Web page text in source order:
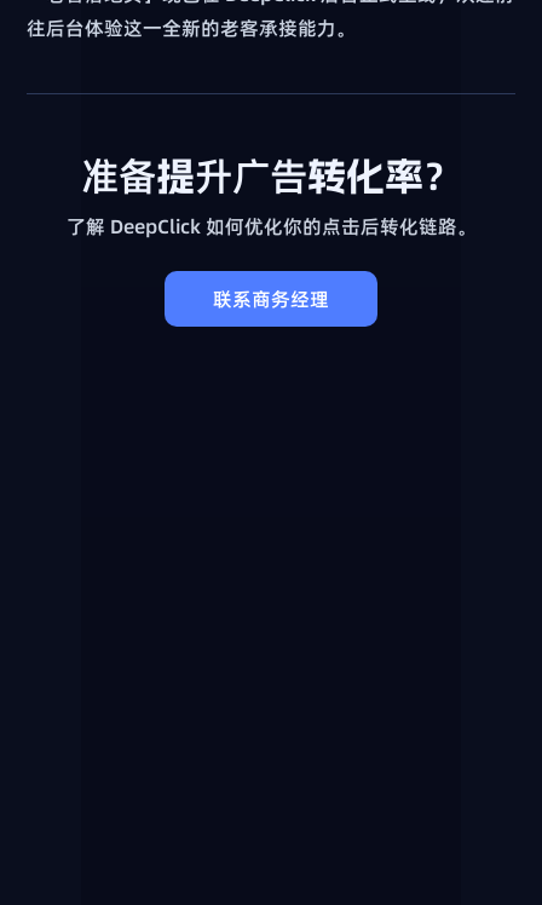
往后台体验这一全新的老客承接能力。
准备提升广告转化率？
了解 DeepClick 如何优化你的点击后转化链路。
联系商务经理